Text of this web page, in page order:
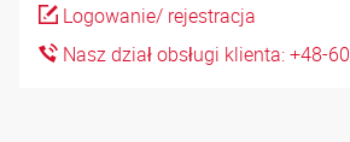
Logowanie/ rejestracja
Nasz dział obsługi klienta: +48-